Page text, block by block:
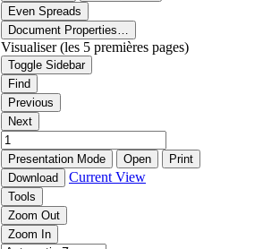
Even Spreads
Document Properties…
Visualiser (les 5 premières pages)
Toggle Sidebar
Find
Previous
Next
Presentation Mode Open
Print
Download
Current View
Tools
Zoom Out
Zoom In